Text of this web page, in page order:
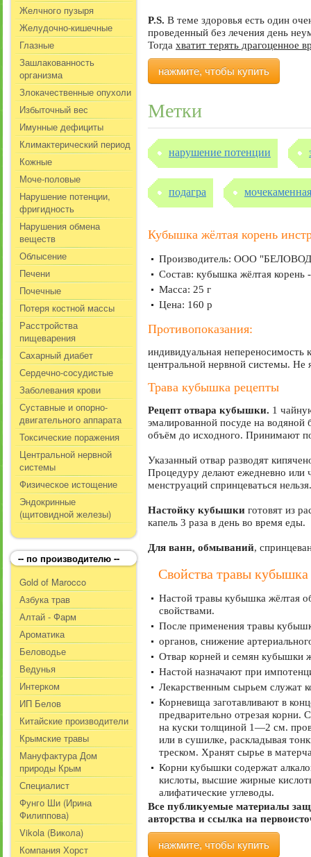
Желчного пузыря
Желудочно-кишечные
Глазные
Зашлакованность
организма
Злокачественные опухоли
Избыточный вес
Имунные дефициты
Климактерический период
Кожные
Моче-половые
Нарушение потенции,
фригидность
Нарушения обмена
веществ
Облысение
Печени
Почечные
Потеря костной массы
Расстройства
пищеварения
Сахарный диабет
Сердечно-сосудистые
Заболевания крови
Суставные и опорно-
двигательного аппарата
Токсические поражения
Центральной нервной
системы
Физическое истощение
Эндокринные
(щитовидной железы)
-- по производителю --
Gold of Marocco
Азбука трав
Алтай - Фарм
Ароматика
Беловодье
Ведунья
Интерком
ИП Белов
Китайские производители
Крымские травы
Мануфактура Дом
природы Крым
Специалист
Фунго Ши (Ирина
Филиппова)
Vikola (Викола)
Компания Хорст
P.S. В теме здоровья есть один
проведенный без лечения день
Тогда хватит терять драгоценное
нажмите, чтобы купить
Метки
нарушение потенции
подагра
Кубышка жёлтая корень
Производитель: ООО
Состав: кубышка жёлтая корень
Масса: 25 г
Цена: 160 р
Противопоказания:
индивидуальная
центральной нервной системы. Не
Трава кубышка рецепты
Рецепт отвара кубышки. 1
эмалированной посуде на
объём до исходного. Принимают
Указанный отвар разводят
Процедуру делают ежедневно
менструаций спринцеваться нельзя.
Настойку кубышки готовят из
капель 3 раза в день во время еды.
Для ванн, обмываний,
Свойства травы кубышка
Настой травы кубышка жёлтая
свойствами.
После применения травы
органов, снижение
Отвар корней и семян кубышки
Настой назначают при
Лекарственным сырьем служат
Корневища заготавливают в
предварительно отрезая корни.
на куски толщиной 1—2 см.
или в сушилке, раскладывая
треском. Хранят сырье в
Корни кубышки содержат
кислоты, высшие жирные
алифатические углеводы.
Все публикуемые материалы
авторства и ссылка на
нажмите, чтобы купить